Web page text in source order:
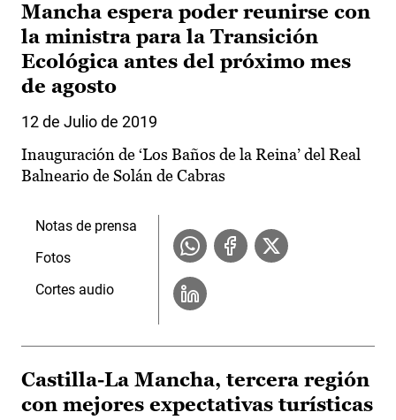
Mancha espera poder reunirse con
la ministra para la Transición
Ecológica antes del próximo mes
de agosto
12 de Julio de 2019
Inauguración de ‘Los Baños de la Reina’ del Real
Balneario de Solán de Cabras
Notas de prensa
Fotos
Cortes audio
Castilla-La Mancha, tercera región
con mejores expectativas turísticas